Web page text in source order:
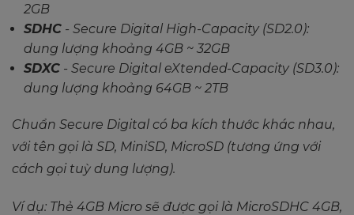
2GB
SDHC - Secure Digital High-Capacity (SD2.0):
dung lượng khoảng 4GB ~ 32GB
SDXC - Secure Digital eXtended-Capacity (SD3.0):
dung lượng khoảng 64GB ~ 2TB
Chuẩn Secure Digital có ba kích thước khác nhau,
với tên gọi là SD, MiniSD, MicroSD (tương ứng với
cách gọi tuỳ dung lượng).
Ví dụ: Thẻ 4GB Micro sẽ được gọi là MicroSDHC 4GB,